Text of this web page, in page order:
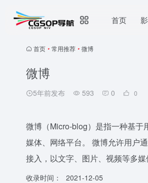
首页
首页 • 常用推荐 • 微博
微博
5年前发布 593 0 0
微博（Micro-blog）是指一种基于
媒体、网络平台。 微博允许用户
接入，以文字、图片、视频等多
收录时间：
2021-12-05